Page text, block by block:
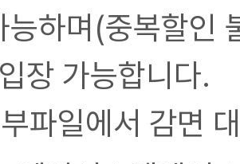
능하며(중복할인
장 가능합니다.
파일에서 감면